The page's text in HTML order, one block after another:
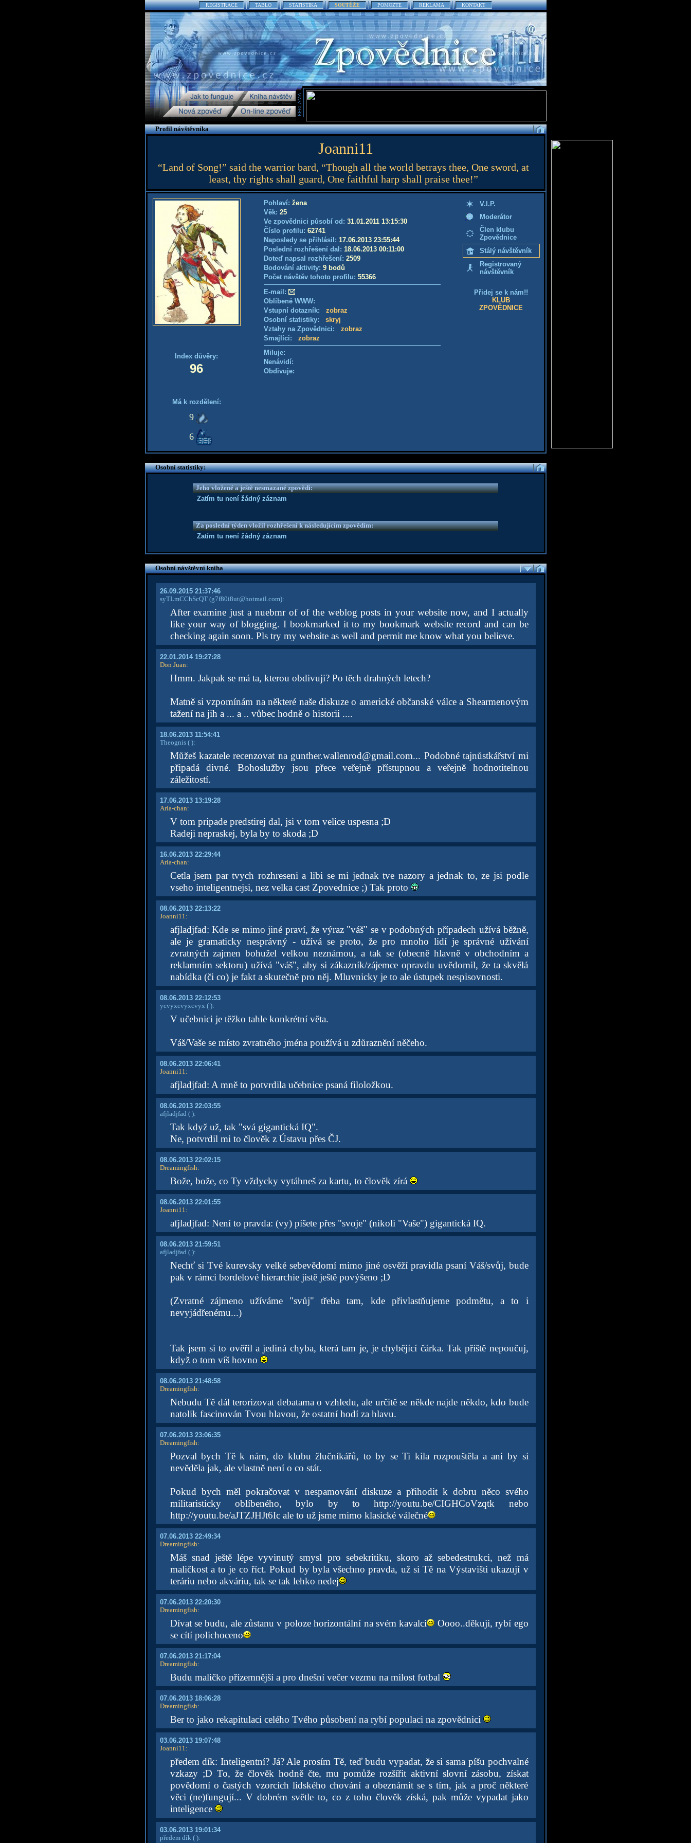
REGISTRACE TABLO STATISTIKA SOUTĚŽE POMOZTE REKLAMA KONTAKT
Profil návštěvníka
Joanni11
“Land of Song!” said the warrior bard, “Though all the world betrays thee, One sword, at
least, thy rights shall guard, One faithful harp shall praise thee!”
Index důvěry:
96
Má k rozdělení:
9
6
Pohlaví: žena
Věk: 25
Ve zpovědnici působí od: 31.01.2011 13:15:30
Číslo profilu: 62741
Naposledy se přihlásil: 17.06.2013 23:55:44
Poslední rozhřešení dal: 18.06.2013 00:11:00
Doteď napsal rozhřešení: 2509
Bodování aktivity: 9 bodů
Počet návštěv tohoto profilu: 55366
E-mail:
Oblíbené WWW:
Vstupní dotazník: zobraz
Osobní statistiky: skryj
Vztahy na Zpovědnici: zobraz
Smajlíci: zobraz
Miluje:
Nenávidí:
Obdivuje:
V.I.P.
Moderátor
Člen klubu
Zpovědnice
Stálý návštěvník
Registrovaný
návštěvník
Přidej se k nám!!
KLUB
ZPOVĚDNICE
Osobní statistiky:
Jeho vložené a ještě nesmazané zpovědi:
Zatím tu není žádný záznam
Za poslední týden vložil rozhřešení k následujícím zpovědím:
Zatím tu není žádný záznam
Osobní návštěvní kniha
26.09.2015 21:37:46
syTLmCChScQT(g7f80i8ut@hotmail.com):
After examine just a nuebmr of of the weblog posts in your website now, and I actually
like your way of blogging. I bookmarked it to my bookmark website record and can be
checking again soon. Pls try my website as well and permit me know what you believe.
22.01.2014 19:27:28
Don Juan:
Hmm. Jakpak se má ta, kterou obdivuji? Po těch drahných letech?
Matně si vzpomínám na některé naše diskuze o americké občanské válce a Shearmenovým
tažení na jih a ... a .. vůbec hodně o historii ....
18.06.2013 11:54:41
Theognis( ):
Můžeš kazatele recenzovat na gunther.wallenrod@gmail.com... Podobné tajnůstkářství mi
připadá divné. Bohoslužby jsou přece veřejně přístupnou a veřejně hodnotitelnou
záležitostí.
17.06.2013 13:19:28
Aria-chan:
V tom pripade predstirej dal, jsi v tom velice uspesna ;D
Radeji nepraskej, byla by to skoda ;D
16.06.2013 22:29:44
Aria-chan:
Cetla jsem par tvych rozhreseni a libi se mi jednak tve nazory a jednak to, ze jsi podle
vseho inteligentnejsi, nez velka cast Zpovednice ;) Tak proto
08.06.2013 22:13:22
Joanni11:
afjladjfad: Kde se mimo jiné praví, že výraz "váš" se v podobných případech užívá běžně,
ale je gramaticky nesprávný - užívá se proto, že pro mnoho lidí je správné užívání
zvratných zajmen bohužel velkou neznámou, a tak se (obecně hlavně v obchodním a
reklamním sektoru) užívá "váš", aby si zákazník/zájemce opravdu uvědomil, že ta skvělá
nabídka (či co) je fakt a skutečně pro něj. Mluvnicky je to ale ústupek nespisovnosti.
08.06.2013 22:12:53
ycvyxcvyxcvyx ( ):
V učebnici je těžko tahle konkrétní věta.
Váš/Vaše se místo zvratného jména používá u zdůraznění něčeho.
08.06.2013 22:06:41
Joanni11:
afjladjfad: A mně to potvrdila učebnice psaná filoložkou.
08.06.2013 22:03:55
afjladjfad ( ):
Tak když už, tak "svá gigantická IQ".
Ne, potvrdil mi to člověk z Ústavu přes ČJ.
08.06.2013 22:02:15
Dreamingfish:
Bože, bože, co Ty vždycky vytáhneš za kartu, to člověk zírá
08.06.2013 22:01:55
Joanni11:
afjladjfad: Není to pravda: (vy) píšete přes "svoje" (nikoli "Vaše") gigantická IQ.
08.06.2013 21:59:51
afjladjfad ( ):
Nechť si Tvé kurevsky velké sebevědomí mimo jiné osvěží pravidla psaní Váš/svůj, bude
pak v rámci bordelové hierarchie jistě ještě povýšeno ;D
(Zvratné zájmeno užíváme "svůj" třeba tam, kde přivlastňujeme podmětu, a to i
nevyjádřenému...)
Tak jsem si to ověřil a jediná chyba, která tam je, je chybějící čárka. Tak příště nepoučuj,
když o tom víš hovno
08.06.2013 21:48:58
Dreamingfish:
Nebudu Tě dál terorizovat debatama o vzhledu, ale určitě se někde najde někdo, kdo bude
natolik fascinován Tvou hlavou, že ostatní hodí za hlavu.
07.06.2013 23:06:35
Dreamingfish:
Pozval bych Tě k nám, do klubu žlučníkářů, to by se Ti kila rozpouštěla a ani by si
nevěděla jak, ale vlastně není o co stát.
Pokud bych měl pokračovat v nespamování diskuze a přihodit k dobru něco svého
militaristicky oblíbeného, bylo by to http://youtu.be/CIGHCoVzqtk nebo
http://youtu.be/aJTZJHJt6Ic ale to už jsme mimo klasické válečné
07.06.2013 22:49:34
Dreamingfish:
Máš snad ještě lépe vyvinutý smysl pro sebekritiku, skoro až sebedestrukci, než má
maličkost a to je co říct. Pokud by byla všechno pravda, už si Tě na Výstavišti ukazují v
teráriu nebo akváriu, tak se tak lehko nedej
07.06.2013 22:20:30
Dreamingfish:
Dívat se budu, ale zůstanu v poloze horizontální na svém kavalci
Oooo..děkuji, rybí ego
se cítí polichoceno
07.06.2013 21:17:04
Dreamingfish:
Budu maličko přízemnější a pro dnešní večer vezmu na milost fotbal
07.06.2013 18:06:28
Dreamingfish:
Ber to jako rekapitulaci celého Tvého působení na rybí populaci na zpovědnici
03.06.2013 19:07:48
Joanni11:
předem dík: Inteligentní? Já? Ale prosím Tě, teď budu vypadat, že si sama píšu pochvalné
vzkazy ;D To, že člověk hodně čte, mu pomůže rozšířit aktivní slovní zásobu, získat
povědomí o častých vzorcích lidského chování a obeznámit se s tím, jak a proč některé
věci (ne)fungují... V dobrém světle to, co z toho člověk získá, pak může vypadat jako
inteligence
03.06.2013 19:01:34
předem dík( ):